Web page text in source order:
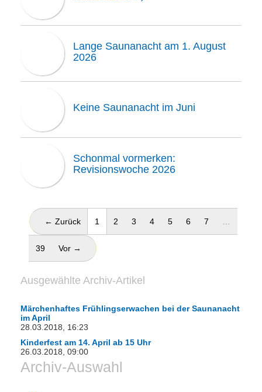
Lange Saunanacht am 1. August
2026
Keine Saunanacht im Juni
Schonmal vormerken:
Revisionswoche 2026
← Zurück 1 (aktuell)
2 3 4 5 6 7 …
39 Vor →
Ausgewählte Archiv-Artikel
Märchenhaftes Frühlingserwachen bei der Saunanacht
im April
28.03.2018, 16:23
Kinderfest am 14. April ab 15 Uhr
26.03.2018, 09:00
Archiv-Auswahl